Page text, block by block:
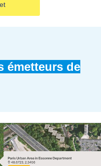
émetteurs de